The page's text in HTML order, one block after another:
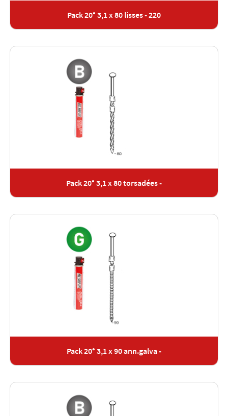
Pack 20° 3,1 x 80 lisses - 220
Pack 20° 3,1 x 80 torsadées -
Pack 20° 3,1 x 90 ann.galva -